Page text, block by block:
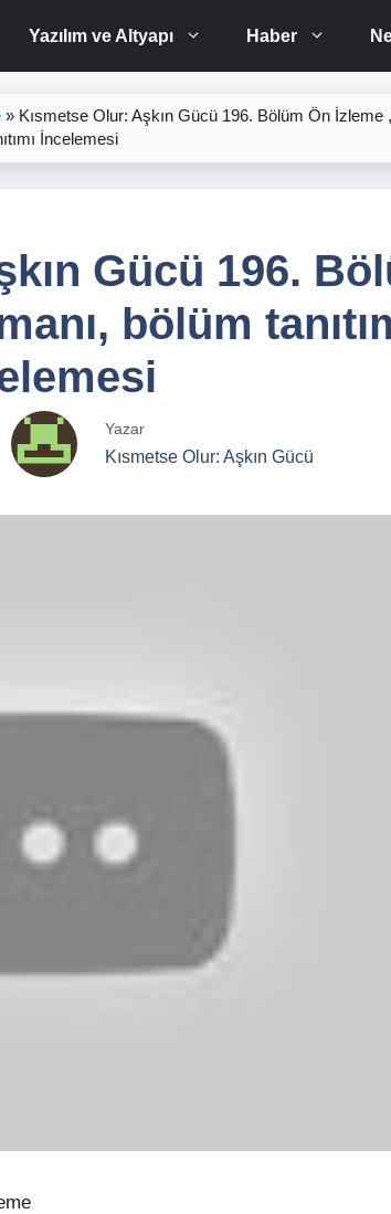
Yazılım ve Altyapı Haber
» Kısmetse Olur: Aşkın Gücü 196. Bölüm Ön İzleme
İncelemesi
Gücü 196.
bölüm
Yazar
Kısmetse Olur: Aşkın Gücü